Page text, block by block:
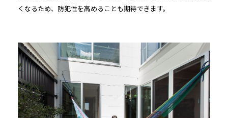
くなるため、防犯性を高めることも期待できます。